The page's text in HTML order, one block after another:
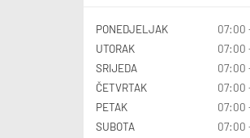
PONEDJELJAK
07:00
UTORAK
07:00
SRIJEDA
07:00
ČETVRTAK
07:00
PETAK
07:00
SUBOTA
07:00